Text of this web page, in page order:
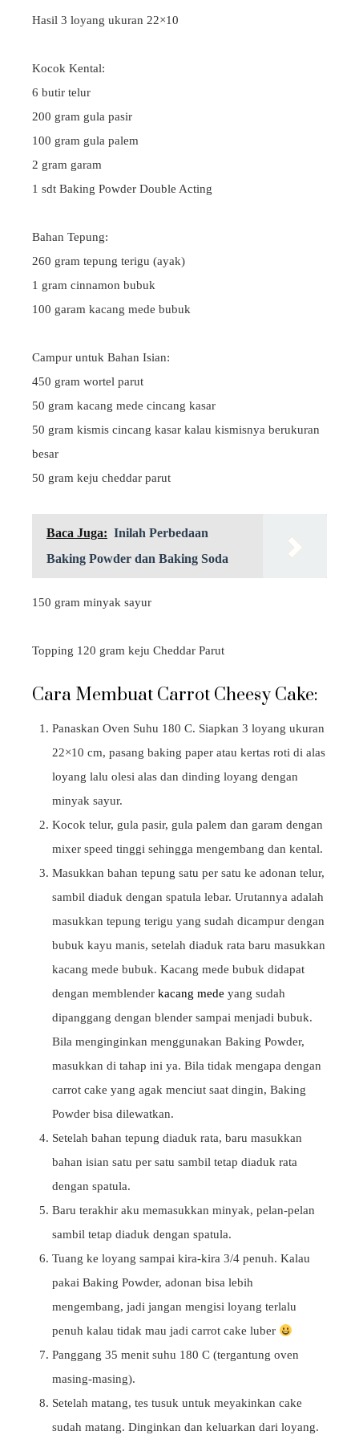
Hasil 3 loyang ukuran 22×10
Kocok Kental:
6 butir telur
200 gram gula pasir
100 gram gula palem
2 gram garam
1 sdt Baking Powder Double Acting
Bahan Tepung:
260 gram tepung terigu (ayak)
1 gram cinnamon bubuk
100 garam kacang mede bubuk
Campur untuk Bahan Isian:
450 gram wortel parut
50 gram kacang mede cincang kasar
50 gram kismis cincang kasar kalau kismisnya berukuran
besar
50 gram keju cheddar parut
Baca Juga: Inilah Perbedaan
Baking Powder dan Baking Soda
150 gram minyak sayur
Topping 120 gram keju Cheddar Parut
Cara Membuat Carrot Cheesy Cake:
Panaskan Oven Suhu 180 C. Siapkan 3 loyang ukuran
22×10 cm, pasang baking paper atau kertas roti di alas
loyang lalu olesi alas dan dinding loyang dengan
minyak sayur.
Kocok telur, gula pasir, gula palem dan garam dengan
mixer speed tinggi sehingga mengembang dan kental.
Masukkan bahan tepung satu per satu ke adonan telur,
sambil diaduk dengan spatula lebar. Urutannya adalah
masukkan tepung terigu yang sudah dicampur dengan
bubuk kayu manis, setelah diaduk rata baru masukkan
kacang mede bubuk. Kacang mede bubuk didapat
dengan memblender kacang mede yang sudah
dipanggang dengan blender sampai menjadi bubuk.
Bila menginginkan menggunakan Baking Powder,
masukkan di tahap ini ya. Bila tidak mengapa dengan
carrot cake yang agak menciut saat dingin, Baking
Powder bisa dilewatkan.
Setelah bahan tepung diaduk rata, baru masukkan
bahan isian satu per satu sambil tetap diaduk rata
dengan spatula.
Baru terakhir aku memasukkan minyak, pelan-pelan
sambil tetap diaduk dengan spatula.
Tuang ke loyang sampai kira-kira 3/4 penuh. Kalau
pakai Baking Powder, adonan bisa lebih
mengembang, jadi jangan mengisi loyang terlalu
penuh kalau tidak mau jadi carrot cake luber
Panggang 35 menit suhu 180 C (tergantung oven
masing-masing).
Setelah matang, tes tusuk untuk meyakinkan cake
sudah matang. Dinginkan dan keluarkan dari loyang.